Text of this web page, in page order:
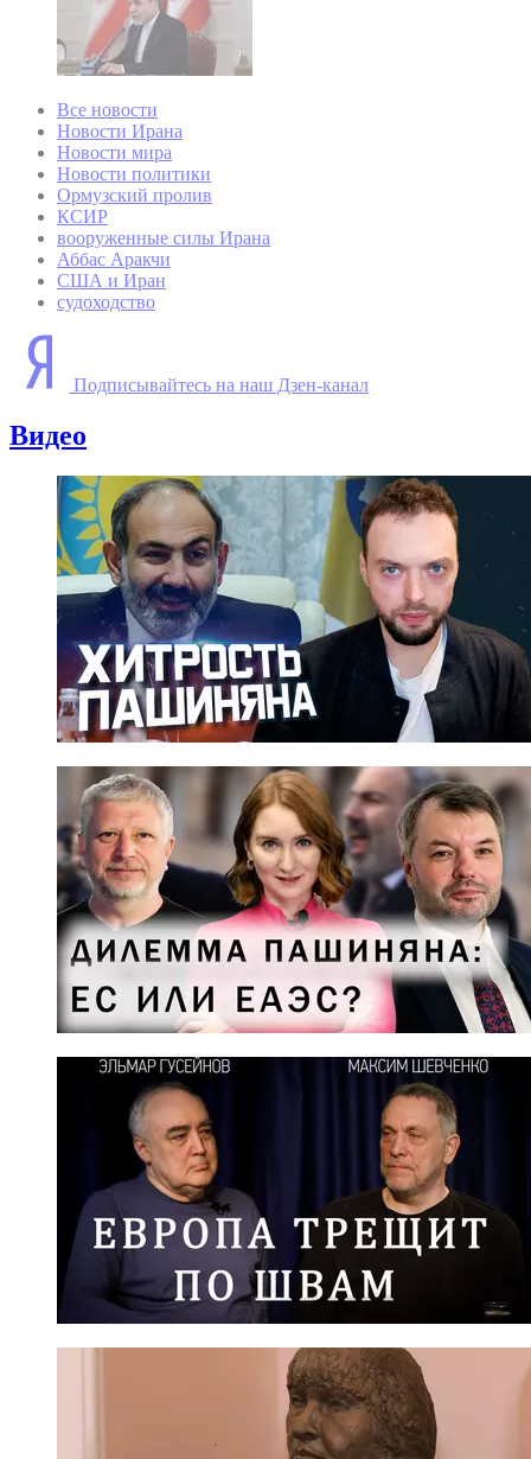
Все новости
Новости Ирана
Новости мира
Новости политики
Ормузский пролив
КСИР
вооруженные силы Ирана
Аббас Аракчи
США и Иран
судоходство
Подписывайтесь на наш Дзен-канал
Видео